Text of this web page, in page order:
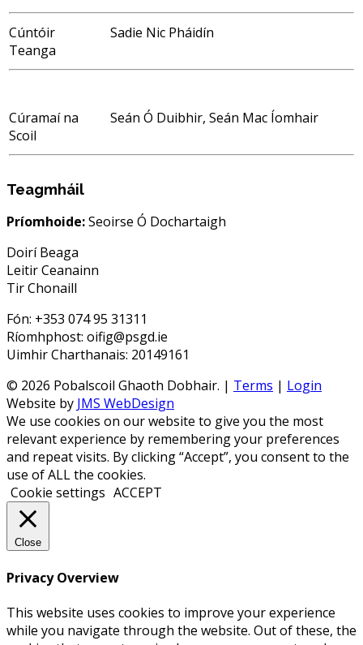
Cúntóir
Teanga
Sadie Nic Pháidín
Cúramaí na
Scoil
Seán Ó Duibhir, Seán Mac Íomhair
Teagmháil
Príomhoide:Seoirse Ó Dochartaigh
Doirí Beaga
Leitir Ceanainn
Tir Chonaill
Fón: +353 074 95 31311
Ríomhphost: oifig@psgd.ie
Uimhir Charthanais: 20149161
© 2026 Pobalscoil Ghaoth Dobhair. | Terms | Login
Website by JMS WebDesign
We use cookies on our website to give you the most
relevant experience by remembering your preferences
and repeat visits. By clicking “Accept”, you consent to the
use of ALL the cookies.
Cookie settings ACCEPT
Close
Privacy Overview
This website uses cookies to improve your experience
while you navigate through the website. Out of these, the